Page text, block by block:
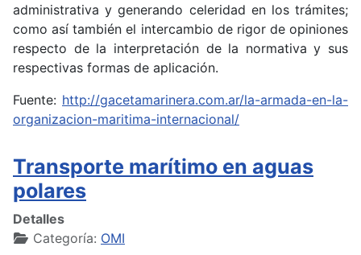
administrativa y generando celeridad en los trámites;
como así también el intercambio de rigor de opiniones
respecto de la interpretación de la normativa y sus
respectivas formas de aplicación.
Fuente: http://gacetamarinera.com.ar/la-armada-en-la-
organizacion-maritima-internacional/
Transporte marítimo en aguas
polares
Detalles
Categoría: OMI